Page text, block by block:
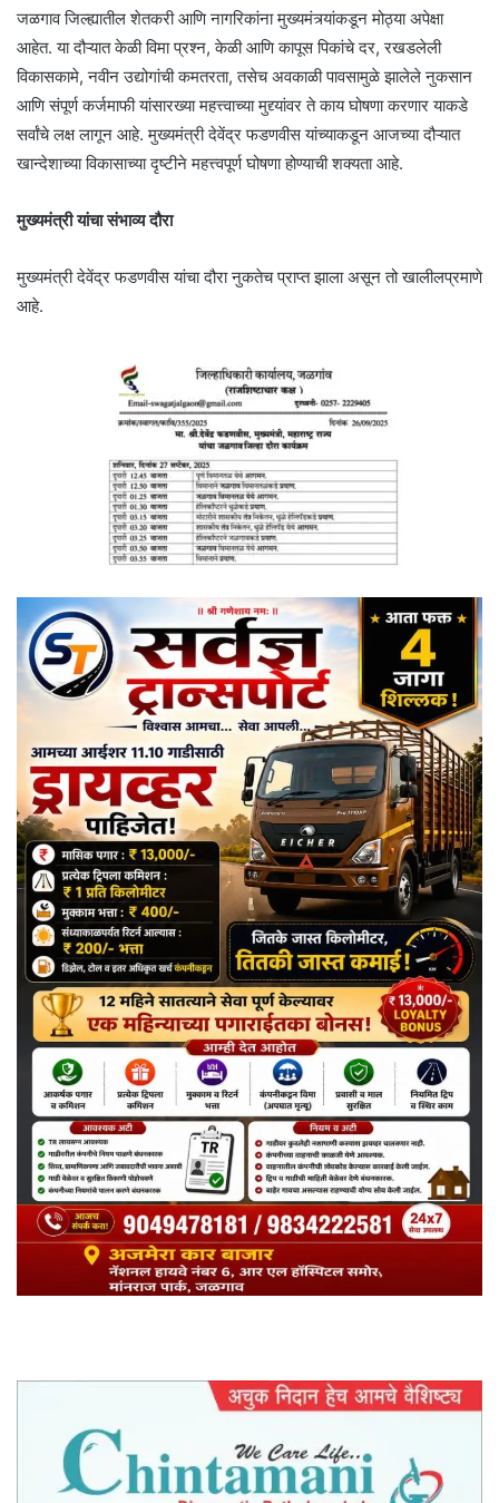
जळगाव जिल्ह्यातील शेतकरी आणि नागरिकांना मुख्यमंत्र्यांकडून मोठ्या अपेक्षा
आहेत. या दौऱ्यात केळी विमा प्रश्न, केळी आणि कापूस पिकांचे दर, रखडलेली
विकासकामे, नवीन उद्योगांची कमतरता, तसेच अवकाळी पावसामुळे झालेले नुकसान
आणि संपूर्ण कर्जमाफी यांसारख्या महत्त्वाच्या मुद्द्यांवर ते काय घोषणा करणार याकडे
सर्वांचे लक्ष लागून आहे. मुख्यमंत्री देवेंद्र फडणवीस यांच्याकडून आजच्या दौऱ्यात
खान्देशाच्या विकासाच्या दृष्टीने महत्त्वपूर्ण घोषणा होण्याची शक्यता आहे.
मुख्यमंत्री यांचा संभाव्य दौरा
मुख्यमंत्री देवेंद्र फडणवीस यांचा दौरा नुकतेच प्राप्त झाला असून तो खालीलप्रमाणे
आहे.